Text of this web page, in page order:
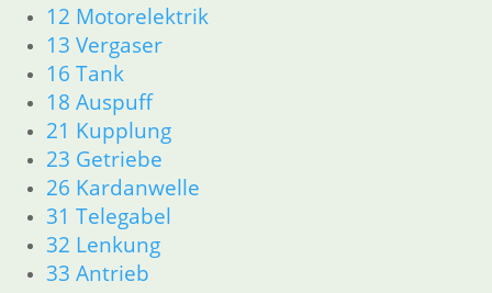
12 Motorelektrik
13 Vergaser
16 Tank
18 Auspuff
21 Kupplung
23 Getriebe
26 Kardanwelle
31 Telegabel
32 Lenkung
33 Antrieb
61 Fahrzeugelektrik
62 Instrumente
63 Scheinwerfer
R65 R80 Monolever R100 RS/RT Monolever ab 1984
11 Motor
Dichtungen
Kolben/Kolbenringe
Zylinderkopf
12 Motorelektrik
13 Vergaser
16 Tank